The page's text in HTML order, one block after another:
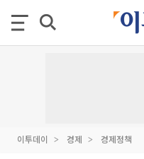
이투데이 경제 경제정책